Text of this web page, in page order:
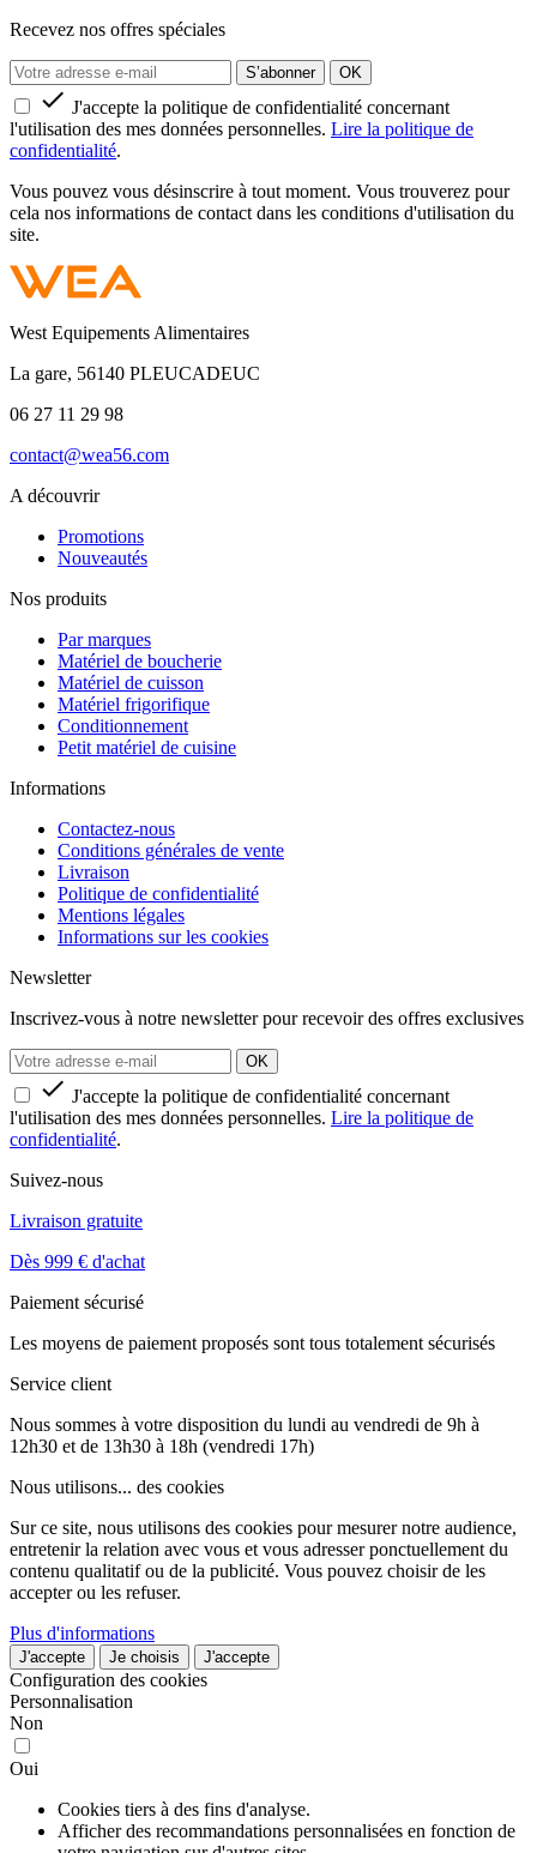
Recevez nos offres spéciales
 J'accepte la politique de confidentialité concernant
l'utilisation des mes données personnelles. Lire la politique de
confidentialité.
Vous pouvez vous désinscrire à tout moment. Vous trouverez pour
cela nos informations de contact dans les conditions d'utilisation du
site.
West Equipements Alimentaires
La gare, 56140 PLEUCADEUC
06 27 11 29 98
contact@wea56.com
A découvrir
Promotions
Nouveautés
Nos produits
Par marques
Matériel de boucherie
Matériel de cuisson
Matériel frigorifique
Conditionnement
Petit matériel de cuisine
Informations
Contactez-nous
Conditions générales de vente
Livraison
Politique de confidentialité
Mentions légales
Informations sur les cookies
Newsletter
Inscrivez-vous à notre newsletter pour recevoir des offres exclusives
 J'accepte la politique de confidentialité concernant
l'utilisation des mes données personnelles. Lire la politique de
confidentialité.
Suivez-nous
Livraison gratuite
Dès 999 € d'achat
Paiement sécurisé
Les moyens de paiement proposés sont tous totalement sécurisés
Service client
Nous sommes à votre disposition du lundi au vendredi de 9h à
12h30 et de 13h30 à 18h (vendredi 17h)
Nous utilisons... des cookies
Sur ce site, nous utilisons des cookies pour mesurer notre audience,
entretenir la relation avec vous et vous adresser ponctuellement du
contenu qualitatif ou de la publicité. Vous pouvez choisir de les
accepter ou les refuser.
Plus d'informations
J'accepte Je choisis J'accepte
Configuration des cookies
Personnalisation
Non
Oui
Cookies tiers à des fins d'analyse.
Afficher des recommandations personnalisées en fonction de